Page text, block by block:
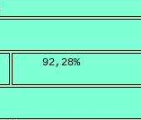
    92,28
%